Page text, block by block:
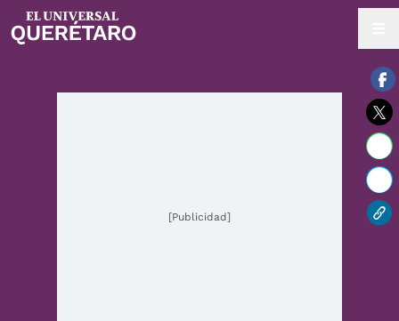
08 / agosto / 2026 | 14:55 hrs.
[Publicidad]